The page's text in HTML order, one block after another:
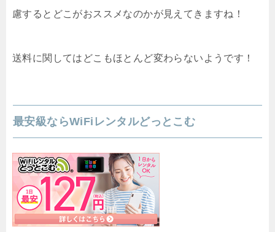
慮するとどこがおススメなのかが見えてきますね！
送料に関してはどこもほとんど変わらないようです！
最安級ならWiFiレンタルどっとこむ